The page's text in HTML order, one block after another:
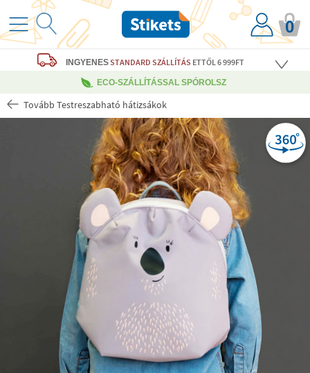
0
INGYENESSTANDARD SZÁLLÍTÁS ETTŐL 6 999FT
ECO-SZÁLLÍTÁSSAL SPÓROLSZ
Tovább Testreszabható hátizsákok